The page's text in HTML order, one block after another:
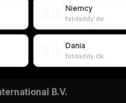
🇩🇪Niemcy
fatdaddy.de
🇩🇰Dania
fatdaddy.dk
B.V.